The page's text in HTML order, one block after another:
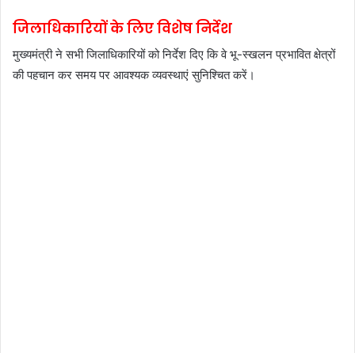
जिलाधिकारियों के लिए विशेष निर्देश
मुख्यमंत्री ने सभी जिलाधिकारियों को निर्देश दिए कि वे भू-स्खलन प्रभावित क्षेत्रों
की पहचान कर समय पर आवश्यक व्यवस्थाएं सुनिश्चित करें।